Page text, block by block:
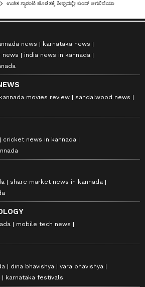
news
karnataka news
news
india news in kannada
kannada movies review
sandalwood news
cricket news in kannada
share market news in kannada
mobile tech news
dina bhavishya
vara bhavishya
karnataka festivals